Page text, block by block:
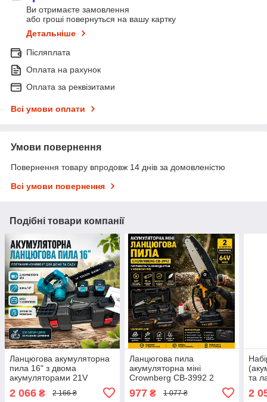
Ви отримаєте замовлення
або гроші повернуться на вашу картку
Детальніше
Післяплата
Оплата на рахунок
Оплата за реквізитами
Всі умови оплати
Умови повернення
Повернення товару впродовж 14 днів за домовленістю
Всі умови повернення
Подібні товари компанії
Ланцюгова акумуляторна
пила 16" з двома
акумуляторами 21V
Electric Синій Ланцюгова
пила у валізі
2 066 ₴ 2 166 ₴
Ланцюгова пила
акумуляторна міні
Crownberg CB-3992 2
акумулятора шина 15 см з
кейсом 64 В
977₴ 1 077 ₴
та
2